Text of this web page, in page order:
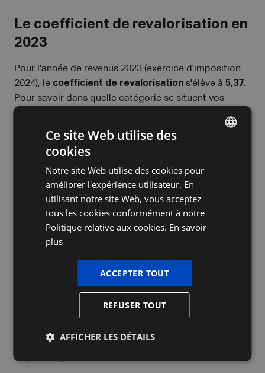
Le coefficient de revalorisation en
2023
Pour l'année de revenus 2023 (exercice d'imposition
2024), le coefficient de revalorisation s'élève à 5,37.
Pour savoir dans quelle catégorie se situent vos
Étape 1 : calculez le revenu cadastral revalorisé
revalorisation
Étape 2 : augmentez le revenu cadastral
revalorisé de 5/3
Étape 3 : calculez la différence
= le loyer annuel – étape 2
dans la catégorie des ‘revenus professionnels’ soumis
au précompte mobilier.
FRENCH
Ce site Web utilise des
cookies
Notre site Web utilise des cookies pour
améliorer l'expérience utilisateur. En
utilisant notre site Web, vous acceptez
tous les cookies conformément à notre
Politique relative aux cookies. En savoir
plus
ACCEPTER TOUT
REFUSER TOUT
AFFICHER LES DÉTAILS